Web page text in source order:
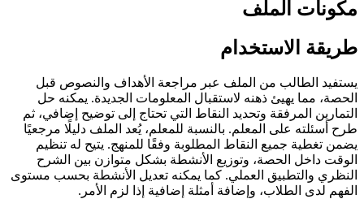
مكونات الملف
طريقة الاستخدام
يستفيد الطالب من الملف عبر مراجعة الأهداف والنصوص قبل
الحصة، مما يهيئ ذهنه لاستقبال المعلومات الجديدة. يمكنه حل
التمارين المرفقة وتحديد النقاط التي تحتاج إلى توضيح إضافي، ثم
طرح أسئلته على المعلم. بالنسبة للمعلم، يُعد الملف دليلًا مرجعيًا
يضمن تغطية جميع النقاط المطلوبة وفقًا للمنهج. يتيح له تنظيم
الوقت داخل الحصة، وتوزيع الأنشطة بشكل متوازن بين الشرح
النظري والتطبيق العملي. كما يمكنه تعديل الأنشطة بحسب مستوى
الفهم لدى الطلاب، وإضافة أمثلة إضافية إذا لزم الأمر.